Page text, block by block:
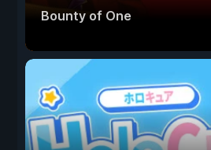
Bounty of One